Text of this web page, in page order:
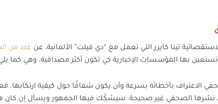
تينا كايزر التي تعمل مع “دي فيلت” الألمانية، عن عدد من
بها المؤسسات الإخبارية كي تكون أكثر مصداقية، وهي كما
الاعتراف بأخطائه بسرعة وأن يكون شفافًا حول كيفية ارتكابها.
نشرها الصحفي غير صحيحة، سيشكّك فيها الجمهور ويسأل إن كان